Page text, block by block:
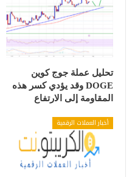
تحليل عملة جوج كوين
DOGE وقد يؤدي كسر هذه
المقاومة إلى الارتفاع
أخبار العملات الرقمية